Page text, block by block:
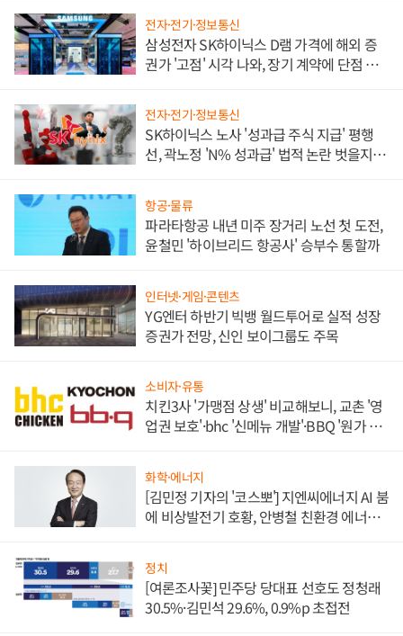
전자·전기·정보통신
삼성전자 SK하이닉스 D램 가격에 해외 증
권가 '고점' 시각 나와, 장기 계약에 단점 부
전자·전기·정보통신
SK하이닉스 노사 '성과급 주식 지급' 평행
선, 곽노정 'N% 성과급' 법적 논란 벗을지 주
항공·물류
파라타항공 내년 미주 장거리 노선 첫 도전,
윤철민 '하이브리드 항공사' 승부수 통할까
인터넷·게임·콘텐츠
YG엔터 하반기 빅뱅 월드투어로 실적 성장
증권가 전망, 신인 보이그룹도 주목
소비자·유통
치킨3사 '가맹점 상생' 비교해보니, 교촌 '영
업권 보호'·bhc '신메뉴 개발'·BBQ '원가 부
화학·에너지
[김민정 기자의 '코스뽀'] 지엔씨에너지 AI 붐
에 비상발전기 호황, 안병철 친환경 에너지
정치
[여론조사꽃] 민주당 당대표 선호도 정청래
30.5%·김민석 29.6%, 0.9%p 초접전